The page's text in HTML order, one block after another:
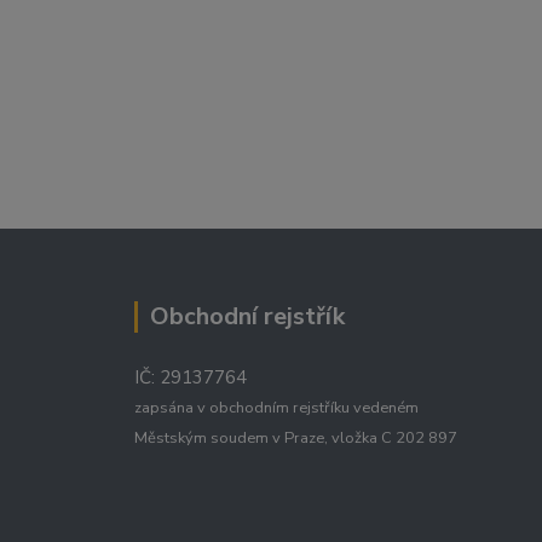
Obchodní rejstřík
IČ: 29137764
zapsána v obchodním rejstříku vedeném
Městským soudem v Praze, vložka C 202 897